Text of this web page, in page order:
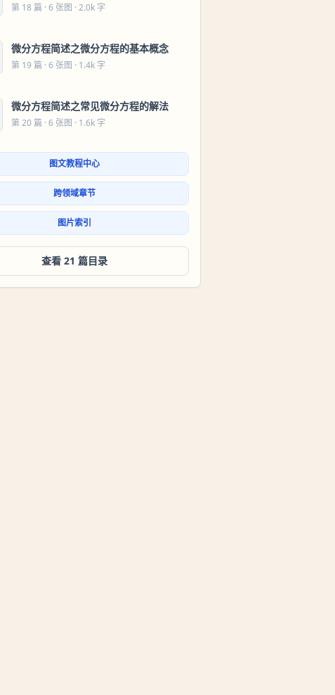
第 18 篇 · 6 张图 · 2.0k 字
微分方程简述之微分方程的基本概念
第 19 篇 · 6 张图 · 1.4k 字
微分方程简述之常见微分方程的解法
第 20 篇 · 6 张图 · 1.6k 字
图文教程中心
跨领域章节
图片索引
查看 21 篇目录